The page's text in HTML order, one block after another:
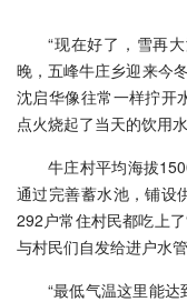
“现在好了，雪再
晚，五峰牛庄乡迎来今
沈启华像往常一样拧开
点火烧起了当天的饮用水
牛庄村平均海拔
通过完善蓄水池，铺设
292户常住村民都吃上
与村民们自发给进户水
“最低气温这里能